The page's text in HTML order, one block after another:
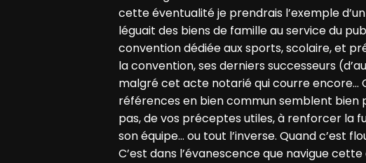
cette éventualité je prendrais l’exemple
léguait des biens de famille au service du
convention dédiée aux sports, scolaire, et
la convention, ses derniers successeurs
malgré cet acte notarié qui courre encore…
références en bien commun semblent bien
pas, de vos préceptes utiles, à renforcer la
son équipe… ou tout l’inverse. Quand c’est
C’est dans l’évanescence que navigue